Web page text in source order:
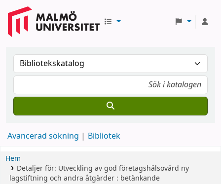
Avancerad sökning Bibliotek
Hem
Detaljer för: Utveckling av god företagshälsovård ny
lagstiftning och andra åtgärder : betänkande